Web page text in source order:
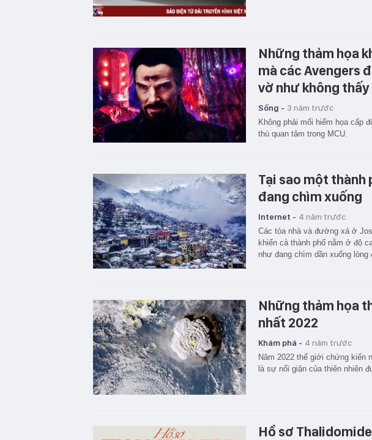
Những thảm họa
mà các Avengers
vờ như không thấy
Sống - 3 năm trước
Không phải mối hiểm họa cấp
thù quan tâm trong MCU.
Tại sao một thành
đang chìm xuống
Internet - 4 năm trước
Các tòa nhà và đường xá ở
khiến cả thành phố nằm ở độ
như đang chìm dần xuống lòng
Những thảm họa
nhất 2022
Khám phá - 4 năm trước
Năm 2022 thế giới chứng kiến
là sự nổi giận của thiên nhiên
Hồ sơ